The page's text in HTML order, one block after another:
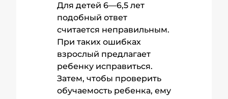
Для детей 6—6,5 лет
подобный ответ
считается неправильным.
При таких ошибках
взрослый предлагает
ребенку исправиться.
Затем, чтобы проверить
обучаемость ребенка, ему